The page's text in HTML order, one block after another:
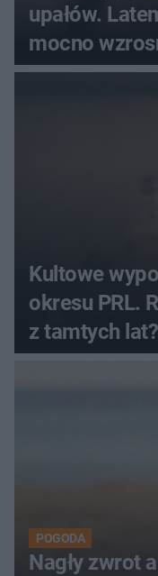
upałów.
mocno
Kultowe
okresu PRL.
z tamtych lat?
POGODA
Nagły zwrot